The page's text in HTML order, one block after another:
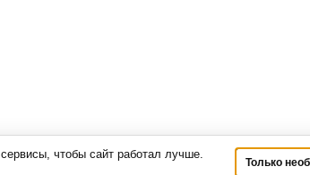
чтобы сайт работал лучше.
Только
для МРТ, КТ, УЗИ и рентген-диагностики под